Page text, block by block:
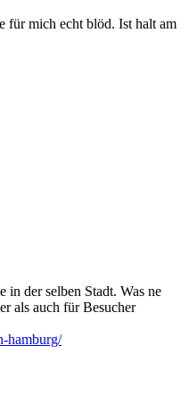
für mich echt blöd. Ist halt am
in der selben Stadt. Was ne
als auch für Besucher
hamburg/